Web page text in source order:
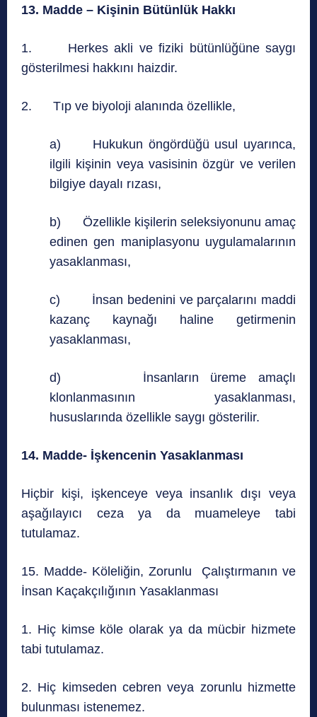
13. Madde – Kişinin Bütünlük Hakkı
1. Herkes akli ve fiziki bütünlüğüne saygı
gösterilmesi hakkını haizdir.
2. Tıp ve biyoloji alanında özellikle,
a) Hukukun öngördüğü usul uyarınca,
ilgili kişinin veya vasisinin özgür ve verilen
bilgiye dayalı rızası,
b) Özellikle kişilerin seleksiyonunu amaç
edinen gen maniplasyonu uygulamalarının
yasaklanması,
c) İnsan bedenini ve parçalarını maddi
kazanç kaynağı haline getirmenin
yasaklanması,
d) İnsanların üreme amaçlı
klonlanmasının yasaklanması,
hususlarında özellikle saygı gösterilir.
14. Madde- İşkencenin Yasaklanması
Hiçbir kişi, işkenceye veya insanlık dışı veya
aşağılayıcı ceza ya da muameleye tabi
tutulamaz.
15. Madde- Köleliğin, Zorunlu Çalıştırmanın ve
İnsan Kaçakçılığının Yasaklanması
1. Hiç kimse köle olarak ya da mücbir hizmete
tabi tutulamaz.
2. Hiç kimseden cebren veya zorunlu hizmette
bulunması istenemez.